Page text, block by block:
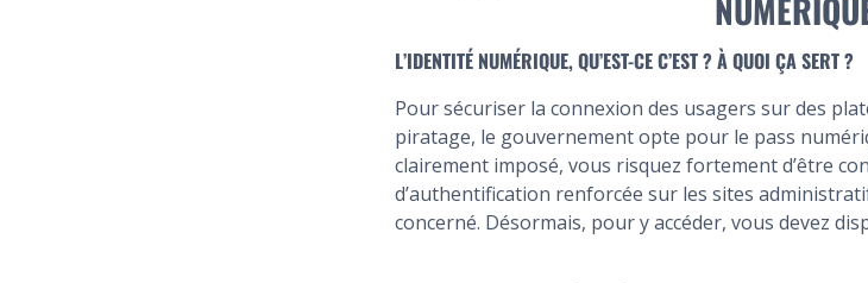
L’IDENTITÉ NUMÉRIQUE, QU’EST-CE C’EST ? À QUOI ÇA SERT ?
Pour sécuriser la connexion des usagers sur des
piratage, le gouvernement opte pour le pass
clairement imposé, vous risquez fortement d’être
d’authentification renforcée sur les sites
concerné. Désormais, pour y accéder, vous devez